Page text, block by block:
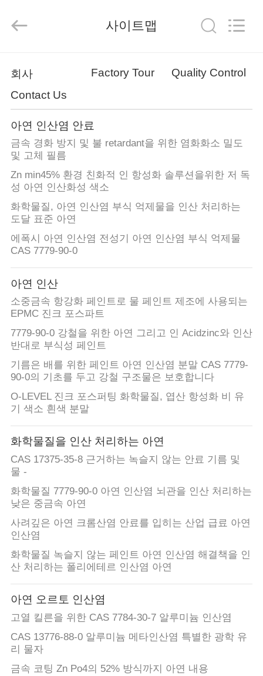
제
품
비
디
오
우
리
에
관
한
것
공
장
투
어
품
질
관
리
저
희
co.,ltd.
사이트맵
회사 Factory Tour
Quality Control
Contact Us
아연 인산염 안료
금속 경화 방지 및 불 retardant을 위한 염화화소 밀도
및 고체 필름
Zn min45% 환경 친화적 인 항성화 솔루션을위한 저 독
성 아연 인산화성 색소
화학물질, 아연 인산염 부식 억제물을 인산 처리하는
도달 표준 아연
에폭시 아연 인산염 전성기 아연 인산염 부식 억제물
CAS 7779-90-0
아연 인산
소중금속 항강화 페인트로 물 페인트 제조에 사용되는
EPMC 진크 포스파트
7779-90-0 강철을 위한 아연 그리고 인 Acidzinc와 인산
반대로 부식성 페인트
기름은 배를 위한 페인트 아연 인산염 분말 CAS 7779-
90-0의 기초를 두고 강철 구조물은 보호합니다
O-LEVEL 진크 포스퍼팅 화학물질, 엽산 항성화 비 유
기 색소 흰색 분말
화학물질을 인산 처리하는 아연
CAS 17375-35-8 근거하는 녹슬지 않는 안료 기름 및
물 -
화학물질 7779-90-0 아연 인산염 뇌관을 인산 처리하는
낮은 중금속 아연
사려깊은 아연 크롬산염 안료를 입히는 산업 급료 아연
인산염
화학물질 녹슬지 않는 페인트 아연 인산염 해결책을 인
산 처리하는 폴리에테르 인산염 아연
아연 오르토 인산염
고열 킬른을 위한 CAS 7784-30-7 알루미늄 인산염
CAS 13776-88-0 알루미늄 메타인산염 특별한 광학 유
리 물자
금속 코팅 Zn Po4의 52% 방식까지 아연 내용